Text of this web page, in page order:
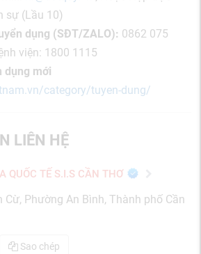
sự (Lầu 10)
dụng (SĐT/ZALO): 0862 075
viện: 1800 1115
dụng mới
category/tuyen-dung/
LIÊN HỆ
QUỐC TẾ S.I.S CẦN THƠ
Cừ, Phường An Bình, Thành phố Cần
Sao chép